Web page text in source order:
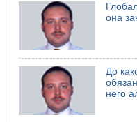
Недалеко от Бейт-
07.08.2026 06:24
Саудовская Аравия
она
До
него